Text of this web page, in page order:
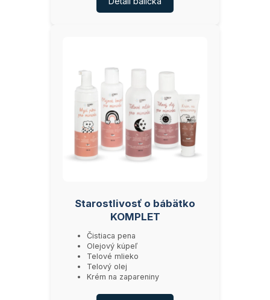
Starostlivosť o bábätko
KOMPLET
Čistiaca pena
Olejový kúpeľ
Telové mlieko
Telový olej
Krém na zapareniny